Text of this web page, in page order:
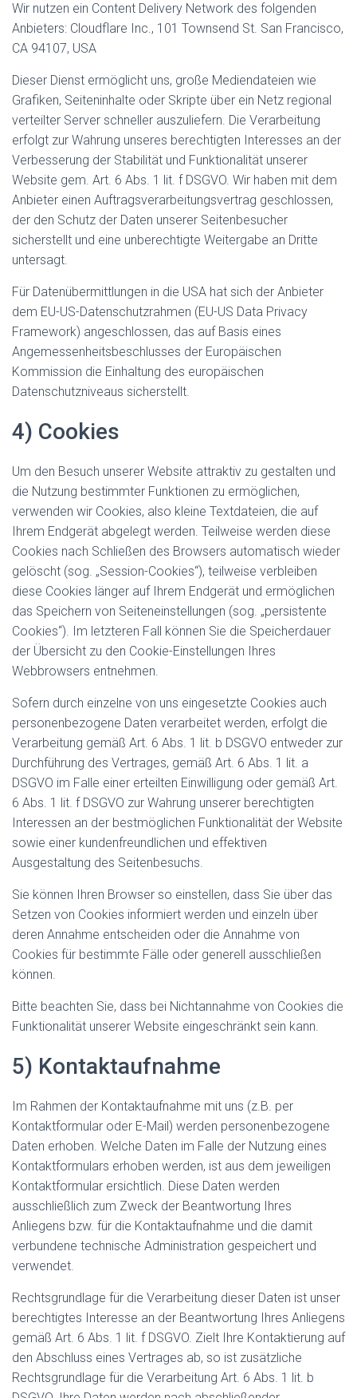
Wir nutzen ein Content Delivery Network des folgenden
Anbieters: Cloudflare Inc., 101 Townsend St. San Francisco,
CA 94107, USA
Dieser Dienst ermöglicht uns, große Mediendateien wie
Grafiken, Seiteninhalte oder Skripte über ein Netz regional
verteilter Server schneller auszuliefern. Die Verarbeitung
erfolgt zur Wahrung unseres berechtigten Interesses an der
Verbesserung der Stabilität und Funktionalität unserer
Website gem. Art. 6 Abs. 1 lit. f DSGVO. Wir haben mit dem
Anbieter einen Auftragsverarbeitungsvertrag geschlossen,
der den Schutz der Daten unserer Seitenbesucher
sicherstellt und eine unberechtigte Weitergabe an Dritte
untersagt.
Für Datenübermittlungen in die USA hat sich der Anbieter
dem EU-US-Datenschutzrahmen (EU-US Data Privacy
Framework) angeschlossen, das auf Basis eines
Angemessenheitsbeschlusses der Europäischen
Kommission die Einhaltung des europäischen
Datenschutzniveaus sicherstellt.
4) Cookies
Um den Besuch unserer Website attraktiv zu gestalten und
die Nutzung bestimmter Funktionen zu ermöglichen,
verwenden wir Cookies, also kleine Textdateien, die auf
Ihrem Endgerät abgelegt werden. Teilweise werden diese
Cookies nach Schließen des Browsers automatisch wieder
gelöscht (sog. „Session-Cookies“), teilweise verbleiben
diese Cookies länger auf Ihrem Endgerät und ermöglichen
das Speichern von Seiteneinstellungen (sog. „persistente
Cookies“). Im letzteren Fall können Sie die Speicherdauer
der Übersicht zu den Cookie-Einstellungen Ihres
Webbrowsers entnehmen.
Sofern durch einzelne von uns eingesetzte Cookies auch
personenbezogene Daten verarbeitet werden, erfolgt die
Verarbeitung gemäß Art. 6 Abs. 1 lit. b DSGVO entweder zur
Durchführung des Vertrages, gemäß Art. 6 Abs. 1 lit. a
DSGVO im Falle einer erteilten Einwilligung oder gemäß Art.
6 Abs. 1 lit. f DSGVO zur Wahrung unserer berechtigten
Interessen an der bestmöglichen Funktionalität der Website
sowie einer kundenfreundlichen und effektiven
Ausgestaltung des Seitenbesuchs.
Sie können Ihren Browser so einstellen, dass Sie über das
Setzen von Cookies informiert werden und einzeln über
deren Annahme entscheiden oder die Annahme von
Cookies für bestimmte Fälle oder generell ausschließen
können.
Bitte beachten Sie, dass bei Nichtannahme von Cookies die
Funktionalität unserer Website eingeschränkt sein kann.
5) Kontaktaufnahme
Im Rahmen der Kontaktaufnahme mit uns (z.B. per
Kontaktformular oder E-Mail) werden personenbezogene
Daten erhoben. Welche Daten im Falle der Nutzung eines
Kontaktformulars erhoben werden, ist aus dem jeweiligen
Kontaktformular ersichtlich. Diese Daten werden
ausschließlich zum Zweck der Beantwortung Ihres
Anliegens bzw. für die Kontaktaufnahme und die damit
verbundene technische Administration gespeichert und
verwendet.
Rechtsgrundlage für die Verarbeitung dieser Daten ist unser
berechtigtes Interesse an der Beantwortung Ihres Anliegens
gemäß Art. 6 Abs. 1 lit. f DSGVO. Zielt Ihre Kontaktierung auf
den Abschluss eines Vertrages ab, so ist zusätzliche
Rechtsgrundlage für die Verarbeitung Art. 6 Abs. 1 lit. b